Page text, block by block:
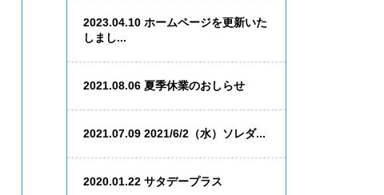
2023.04.10 ホームページを更新いた
しまし...
2021.08.06 夏季休業のおしらせ
2021.07.09 2021/6/2（水）ソレダ...
2020.01.22 サタデープラス